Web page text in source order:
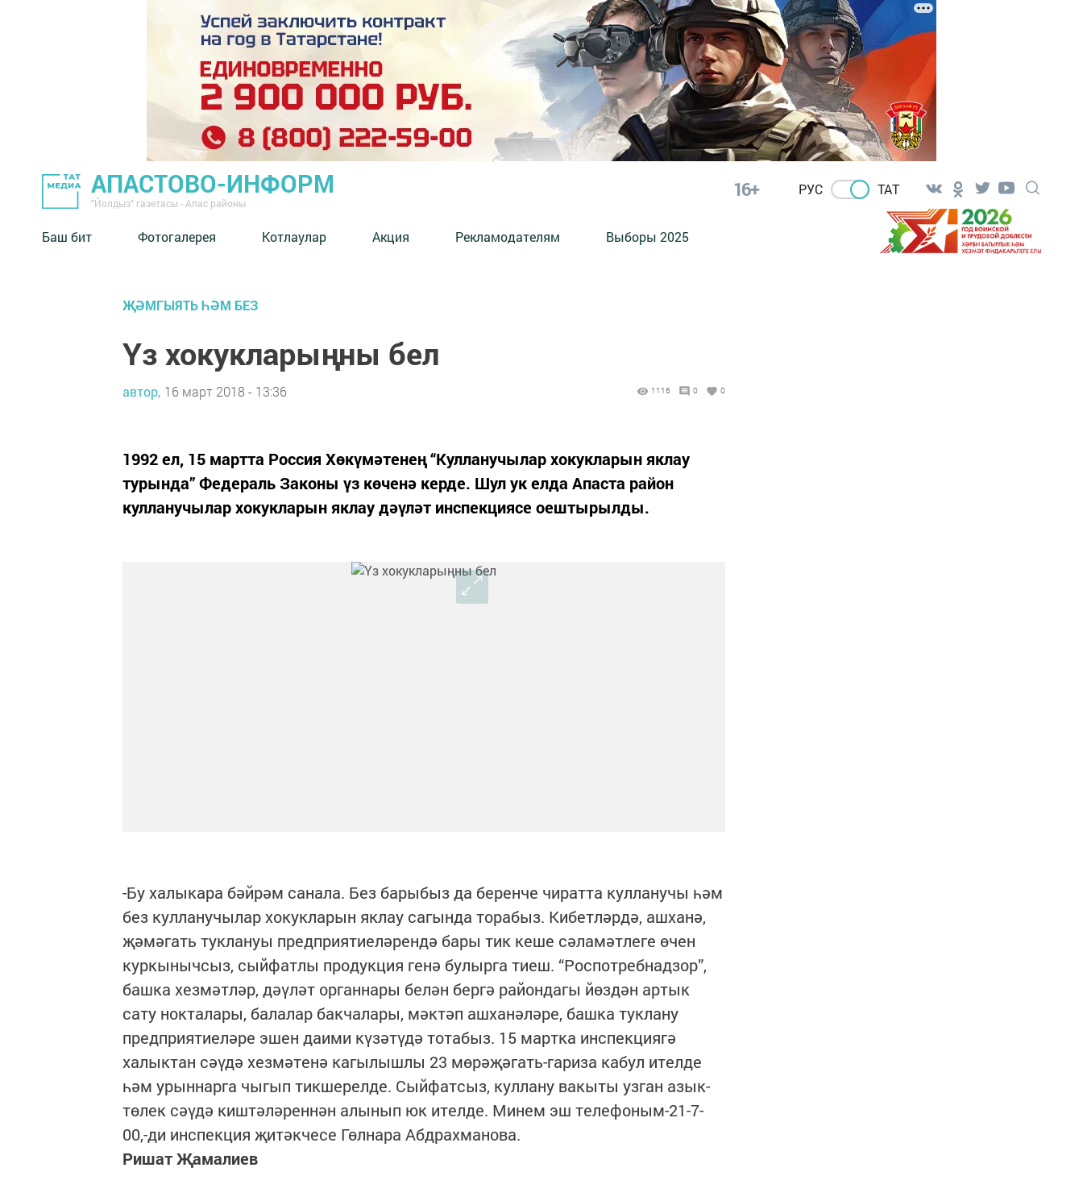
АПАСТОВО-ИНФОРМ
"Йолдыз" газетасы - Апас районы
16+ РУС ТАТ
Баш бит Фотогалерея Котлаулар Акция Рекламодателям Выборы 2025
ҖӘМГЫЯТЬ ҺӘМ БЕЗ
Үз хокукларыңны бел
автор, 16 март 2018 - 13:36 1116 0 0
1992 ел, 15 мартта Россия Хөкүмәтенең “Кулланучылар хокукларын яклау
турында” Федераль Законы үз көченә керде. Шул ук елда Апаста район
кулланучылар хокукларын яклау дәүләт инспекциясе оештырылды.
-Бу халыкара бәйрәм санала. Без барыбыз да беренче чиратта кулланучы һәм
без кулланучылар хокукларын яклау сагында торабыз. Кибетләрдә, ашханә,
җәмәгать туклануы предприятиеләрендә бары тик кеше сәламәтлеге өчен
куркынычсыз, сыйфатлы продукция генә булырга тиеш. “Роспотребнадзор”,
башка хезмәтләр, дәүләт органнары белән бергә райондагы йөздән артык
сату нокталары, балалар бакчалары, мәктәп ашханәләре, башка туклану
предприятиеләре эшен даими күзәтүдә тотабыз. 15 мартка инспекциягә
халыктан сәүдә хезмәтенә кагылышлы 23 мөрәҗәгать-гариза кабул ителде
һәм урыннарга чыгып тикшерелде. Сыйфатсыз, куллану вакыты узган азык-
төлек сәүдә киштәләреннән алынып юк ителде. Минем эш телефоным-21-7-
00,-ди инспекция җитәкчесе Гөлнара Абдрахманова.
Ришат Җамалиев